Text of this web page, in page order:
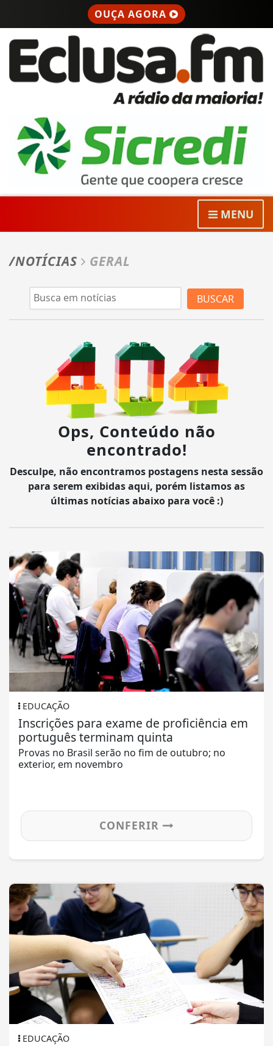
OUÇA AGORA
MENU
/NOTÍCIAS GERAL
BUSCAR
Ops, Conteúdo não
encontrado!
Desculpe, não encontramos postagens nesta sessão
para serem exibidas aqui, porém listamos as
últimas notícias abaixo para você :)
EDUCAÇÃO
Inscrições para exame de proficiência em
português terminam quinta
Provas no Brasil serão no fim de outubro; no
exterior, em novembro
CONFERIR
EDUCAÇÃO